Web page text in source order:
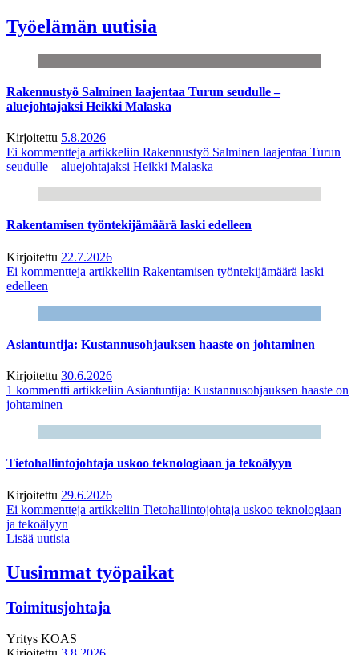
Työelämän uutisia
Rakennustyö Salminen laajentaa Turun seudulle –
aluejohtajaksi Heikki Malaska
Kirjoitettu 5.8.2026
Ei kommentteja artikkeliin Rakennustyö Salminen laajentaa Turun
seudulle – aluejohtajaksi Heikki Malaska
Rakentamisen työntekijämäärä laski edelleen
Kirjoitettu 22.7.2026
Ei kommentteja artikkeliin Rakentamisen työntekijämäärä laski
edelleen
Asiantuntija: Kustannusohjauksen haaste on johtaminen
Kirjoitettu 30.6.2026
1 kommentti artikkeliin Asiantuntija: Kustannusohjauksen haaste on
johtaminen
Tietohallintojohtaja uskoo teknologiaan ja tekoälyyn
Kirjoitettu 29.6.2026
Ei kommentteja artikkeliin Tietohallintojohtaja uskoo teknologiaan
ja tekoälyyn
Lisää uutisia
Uusimmat työpaikat
Toimitusjohtaja
Yritys KOAS